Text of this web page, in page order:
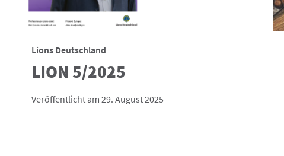
Lions Deutschland
LION 5/2025
Veröffentlicht am 29. August 2025